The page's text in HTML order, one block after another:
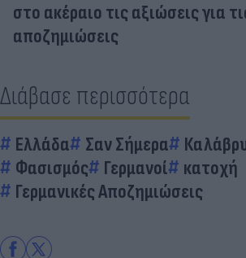
στο ακέραιο τις αξιώσεις για
αποζημιώσεις
Διάβασε περισσότερα
Ελλάδα Σαν Σήμερα
Φασισμός
Γερμανοί
κατοχή
Γερμανικές Αποζημιώσεις